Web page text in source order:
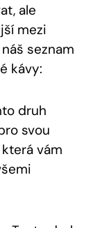
ale
mezi
seznam
kávy:
druh
svou
vám